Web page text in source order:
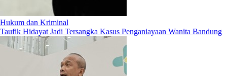
Hukum dan Kriminal
Taufik Hidayat Jadi Tersangka Kasus Penganiayaan Wanita Bandung